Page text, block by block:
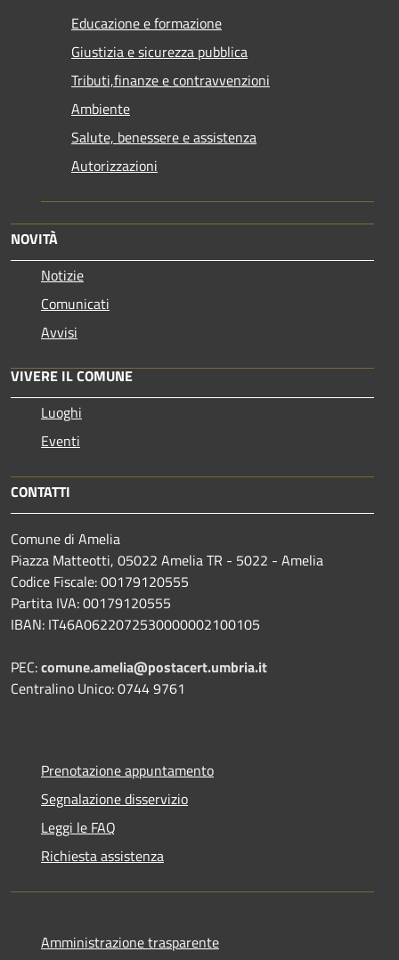
Educazione e formazione
Giustizia e sicurezza pubblica
Tributi,finanze e contravvenzioni
Ambiente
Salute, benessere e assistenza
Autorizzazioni
NOVITÀ
Notizie
Comunicati
Avvisi
VIVERE IL COMUNE
Luoghi
Eventi
CONTATTI
Comune di Amelia
Piazza Matteotti, 05022 Amelia TR - 5022 - Amelia
Codice Fiscale: 00179120555
Partita IVA: 00179120555
IBAN: IT46A0622072530000002100105
PEC:comune.amelia@postacert.umbria.it
Centralino Unico: 0744 9761
Prenotazione appuntamento
Segnalazione disservizio
Leggi le FAQ
Richiesta assistenza
Amministrazione trasparente